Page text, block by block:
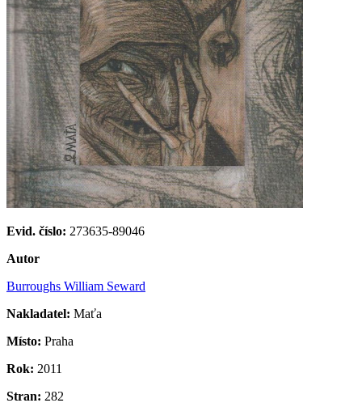
Evid. číslo: 273635-89046
Autor
Burroughs William Seward
Nakladatel: Maťa
Místo: Praha
Rok: 2011
Stran: 282